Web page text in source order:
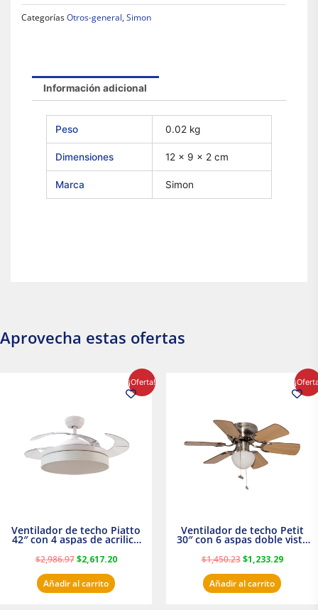
CategoríasOtros-general, Simon
Información adicional
Peso 0.02 kg
Dimensiones 12 × 9 × 2 cm
Marca Simon
Aprovecha estas ofertas
¡Oferta!
Ventilador de techo Piatto
42″ con 4 aspas de acrilico
transparente
$2,986.97
$2,986.97.
$2,617.20
precio
actual
Añadir al carrito
Ventilador de techo Petit
30″ con 6 aspas doble vista
Satinado Masterfan
$1,450.23
$1,450.23.
$1,233.29
precio
actual
Añadir al carrito